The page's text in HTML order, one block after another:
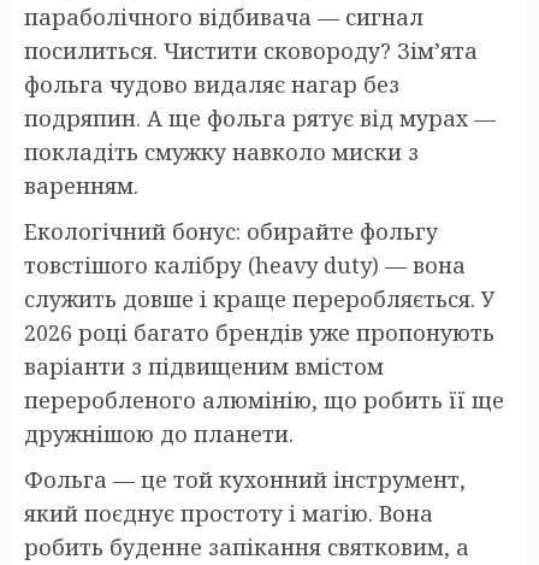
параболічного відбивача — сигнал
посилиться. Чистити сковороду? Зім’ята
фольга чудово видаляє нагар без
подряпин. А ще фольга рятує від мурах —
покладіть смужку навколо миски з
варенням.
Екологічний бонус: обирайте фольгу
товстішого калібру (heavy duty) — вона
служить довше і краще переробляється. У
2026 році багато брендів уже пропонують
варіанти з підвищеним вмістом
переробленого алюмінію, що робить її ще
дружнішою до планети.
Фольга — це той кухонний інструмент,
який поєднує простоту і магію. Вона
робить буденне запікання святковим, а